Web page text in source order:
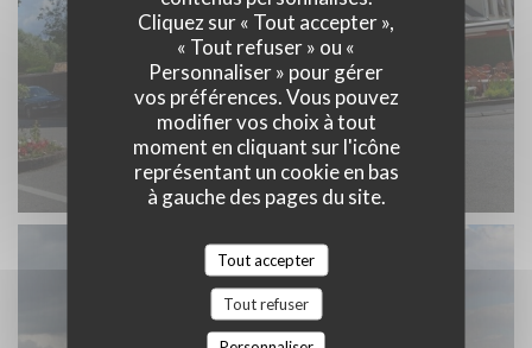
Cliquez sur « Tout accepter »,
« Tout refuser » ou «
Personnaliser » pour gérer
vos préférences. Vous pouvez
modifier vos choix à tout
moment en cliquant sur l'icône
représentant un cookie en bas
à gauche des pages du site.
Tout accepter
Tout refuser